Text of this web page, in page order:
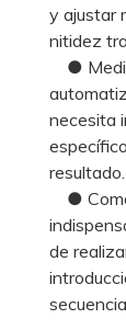
y ajustar
nitidez
●
necesita
resultado.
●
de